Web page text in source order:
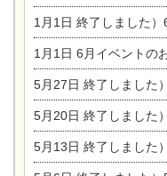
1月1日 終了しました）6/10-18☆
1月1日 6月イベントの
5月27日 終了しました）
5月20日 終了しました）5/20㈯
5月13日 終了しました